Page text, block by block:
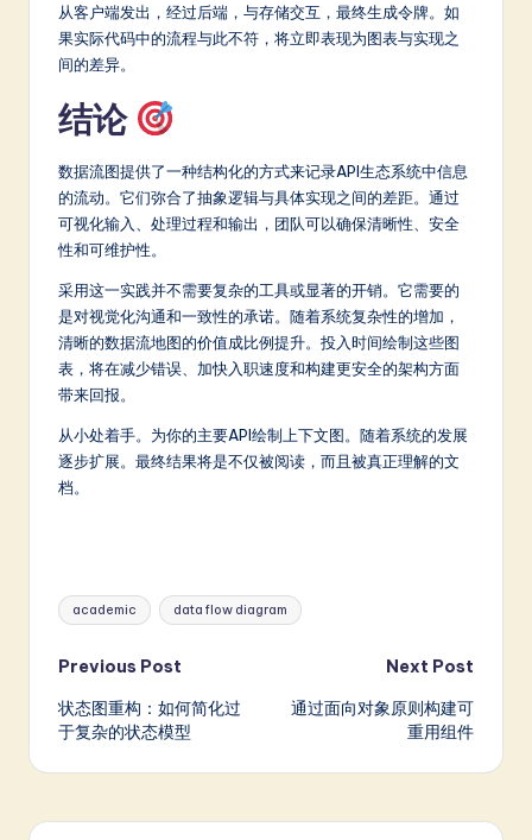
从客户端发出，经过后端，与存储交互，最终生成令牌。如
果实际代码中的流程与此不符，将立即表现为图表与实现之
间的差异。
结论
数据流图提供了一种结构化的方式来记录API生态系统中信息
的流动。它们弥合了抽象逻辑与具体实现之间的差距。通过
可视化输入、处理过程和输出，团队可以确保清晰性、安全
性和可维护性。
采用这一实践并不需要复杂的工具或显著的开销。它需要的
是对视觉化沟通和一致性的承诺。随着系统复杂性的增加，
清晰的数据流地图的价值成比例提升。投入时间绘制这些图
表，将在减少错误、加快入职速度和构建更安全的架构方面
带来回报。
从小处着手。为你的主要API绘制上下文图。随着系统的发展
逐步扩展。最终结果将是不仅被阅读，而且被真正理解的文
档。
Tags:
academic data flow diagram
Post
navigation
Previous Post
状态图重构：如何简化过
于复杂的状态模型
Next Post
通过面向对象原则构建可
重用组件